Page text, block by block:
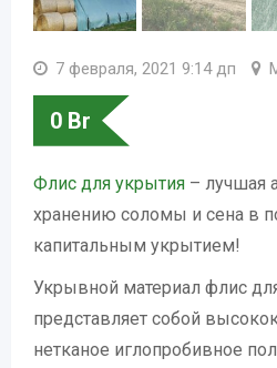
7 февраля, 2021 9:14 дп
0 Br
Флис для укрытия – лучшая
хранению соломы и сена в
капитальным укрытием!
Укрывной материал флис
представляет собой
нетканое иглопробивное